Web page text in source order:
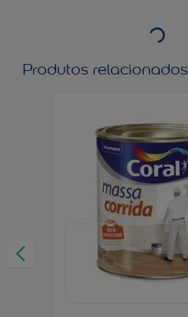
Produtos relacionados